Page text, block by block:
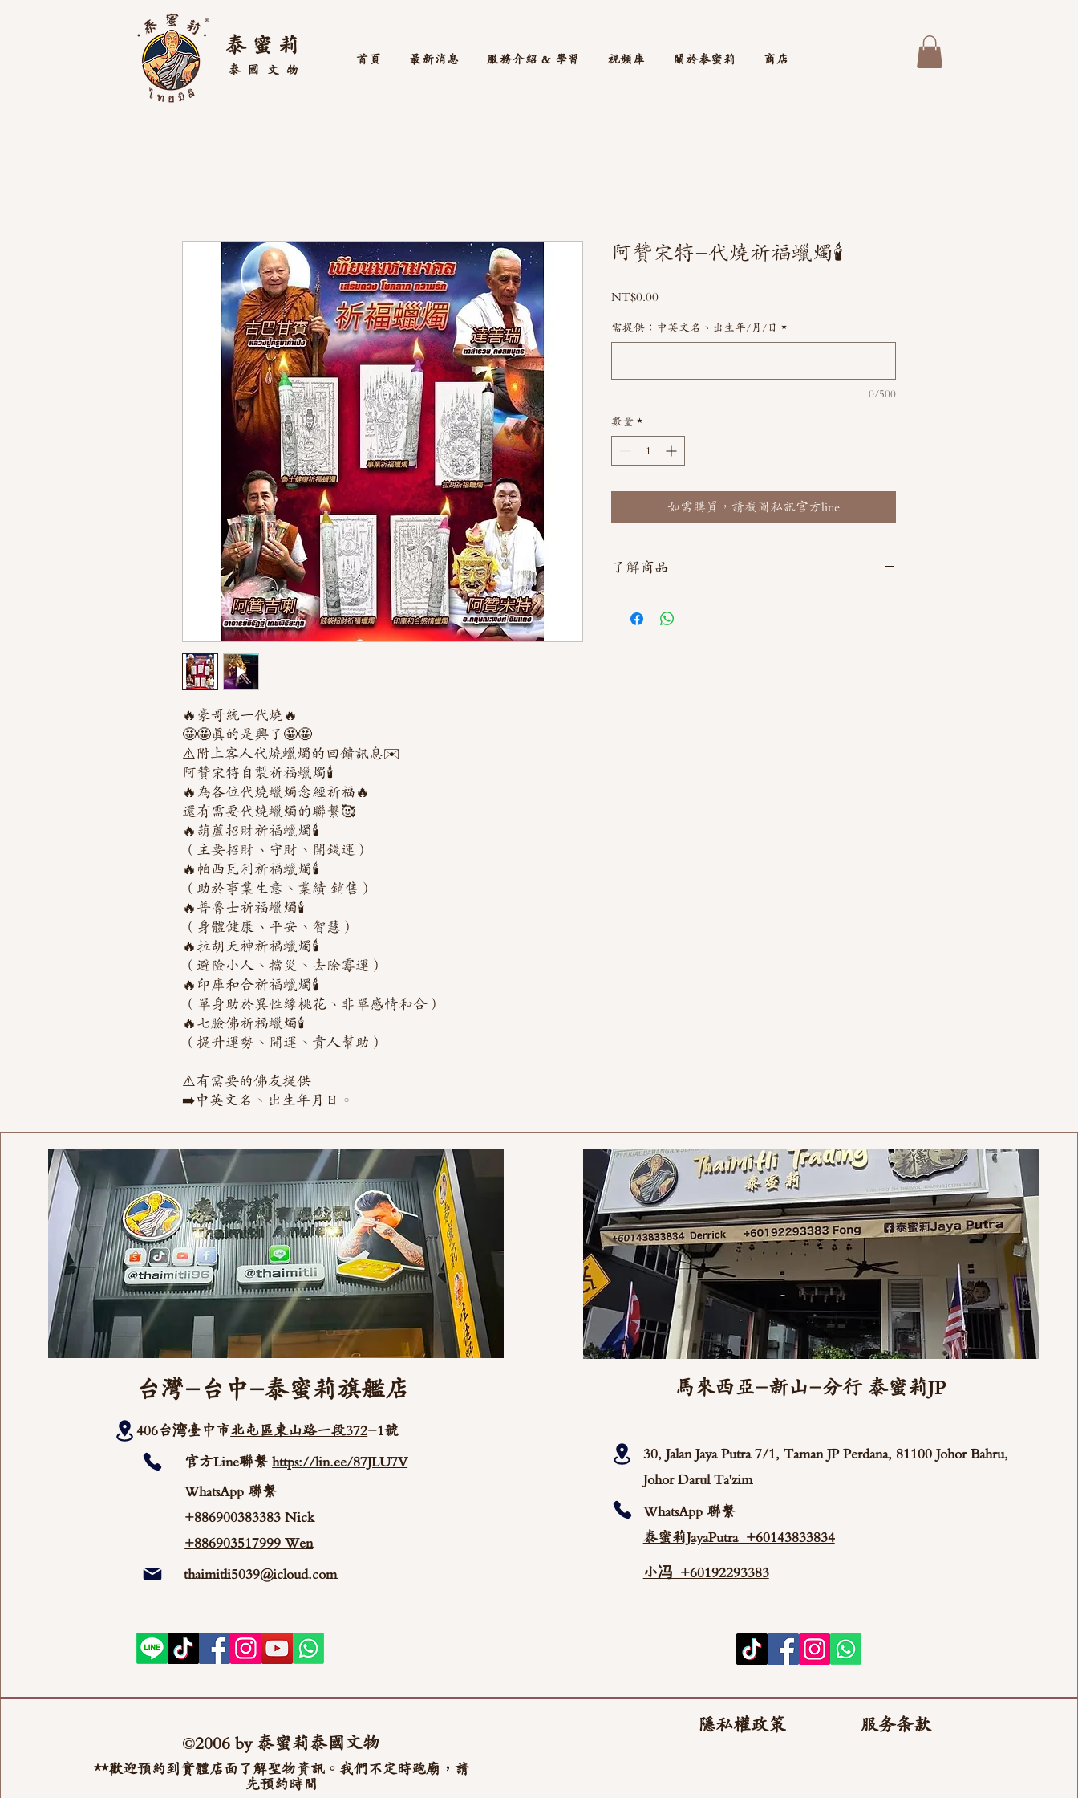
泰 蜜 莉
文物
泰國
首頁 最新消息 服務介紹 & 學習 視頻庫 關於泰蜜莉 商店
🔥豪哥統一代燒🔥
🤩🤩真的是興了🤩🤩
⚠️附上客人代燒蠟燭的回饋訊息✉️
阿贊宋特自製祈福蠟燭🕯️
🔥為各位代燒蠟燭念經祈福🔥
還有需要代燒蠟燭的聯繫🥰
🔥葫蘆招財祈福蠟燭🕯️
（主要招財、守財、開錢運）
🔥帕西瓦利祈福蠟燭🕯️
（助於事業生意、業績 銷售）
🔥普魯士祈福蠟燭🕯️
（身體健康、平安、智慧）
🔥拉胡天神祈福蠟燭🕯️
（避險小人、擋災、去除霉運）
🔥印庫和合祈福蠟燭🕯️
（單身助於異性緣桃花、非單感情和合）
🔥七臉佛祈福蠟燭🕯️
（提升運勢、開運、貴人幫助）
⚠️有需要的佛友提供
➡️中英文名、出生年月日。
阿贊宋特-代燒祈福蠟燭🕯️
NT$0.00價
需提供：中英文名、出生年/月/日 *
0/500
數量 *
如需購買，請截圖私訊官方line
了解商品
台灣-台中-泰蜜莉旗艦店
406台湾臺中市北屯區東山路一段372-1號
官方Line聯繫https://lin.ee/87JLU7V
WhatsApp 聯繫
+886900383383 Nick
+886903517999 Wen
thaimitli5039@icloud.com
©2006 by 泰蜜莉泰國文物
**歡迎預約到實體店面了解聖物資訊。我們不定時跑廟，請
先預約時間
馬來西亞-新山-分行 泰蜜莉JP
30, Jalan Jaya Putra 7/1, Taman JP Perdana, 81100 Johor Bahru,
Johor Darul Ta'zim
WhatsApp 聯繫
泰蜜莉JayaPutra +60143833834
小冯 +60192293383
隱私權政策 服务条款